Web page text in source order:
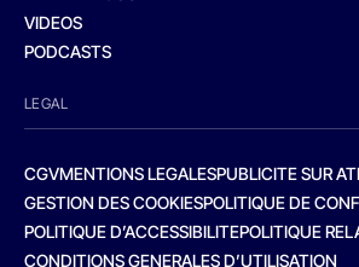
VIDEOS
PODCASTS
LEGAL
CGVMENTIONS LEGALESPUBLICITE SUR
GESTION DES COOKIESPOLITIQUE DE
POLITIQUE D’ACCESSIBILITEPOLITIQUE
CONDITIONS GENERALES D’UTILISATION